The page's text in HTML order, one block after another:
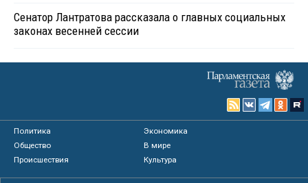
Сенатор Лантратова рассказала о главных социальных
законах весенней сессии
Политика
Экономика
Общество
В мире
Происшествия
Культура